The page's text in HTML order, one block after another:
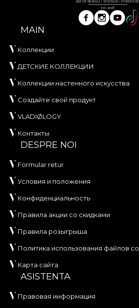
MAIN
Коллекции
ДЕТСКИЕ КОЛЛЕКЦИИ
Коллекции настенного искусства
Создайте свой продукт
VLADIØLOGY
Контакты
DESPRE NOI
Formular retur
Условия и положения
Конфиденциальность
Правила акции со скидками
Правила розыгрыша
Политика использования файлов
Карта сайта
ASISTENTA
Правовая информация